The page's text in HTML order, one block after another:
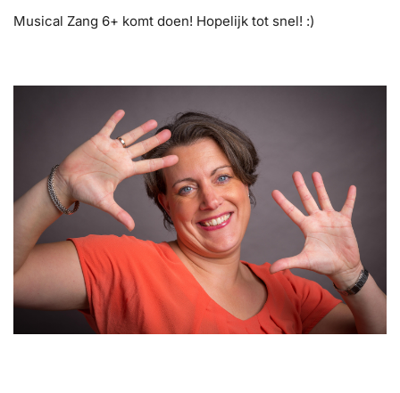
Musical Zang 6+ komt doen! Hopelijk tot snel! :)